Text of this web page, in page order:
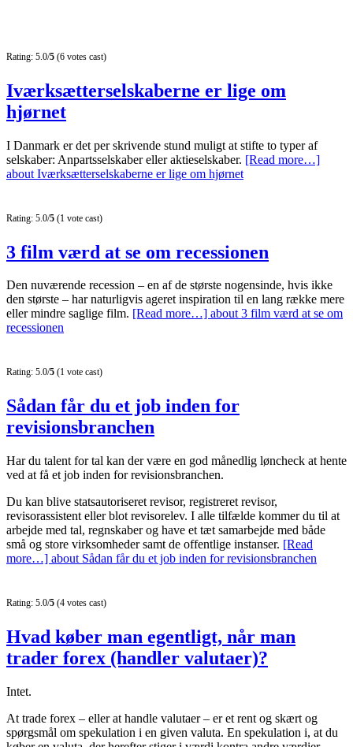
Rating: 5.0/5 (6 votes cast)
Iværksætterselskaberne er lige om
hjørnet
I Danmark er det per skrivende stund muligt at stifte to typer af
selskaber: Anpartsselskaber eller aktieselskaber. [Read more…]
about Iværksætterselskaberne er lige om hjørnet
Rating: 5.0/5 (1 vote cast)
3 film værd at se om recessionen
Den nuværende recession – en af de største nogensinde, hvis ikke
den største – har naturligvis ageret inspiration til en lang række mere
eller mindre saglige film. [Read more…] about 3 film værd at se om
recessionen
Rating: 5.0/5 (1 vote cast)
Sådan får du et job inden for
revisionsbranchen
Har du talent for tal kan der være en god månedlig løncheck at hente
ved at få et job inden for revisionsbranchen.
Du kan blive statsautoriseret revisor, registreret revisor,
revisorassistent eller blot revisorelev. I alle tilfælde kommer du til at
arbejde med tal, regnskaber og have et tæt samarbejde med både
små og store virksomheder samt de offentlige instanser. [Read
more…] about Sådan får du et job inden for revisionsbranchen
Rating: 5.0/5 (4 votes cast)
Hvad køber man egentligt, når man
trader forex (handler valutaer)?
Intet.
At trade forex – eller at handle valutaer – er et rent og skært og
spørgsmål om spekulation i en given valuta. En spekulation i, at du